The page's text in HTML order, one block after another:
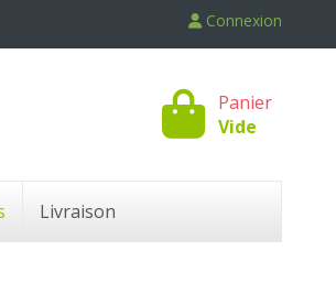
Connexion
Panier
Vide
Livraison